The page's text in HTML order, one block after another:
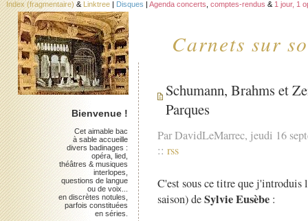
Carnets sur
Index (fragmentaire) & Linktree | Disques | Agenda concerts comptes-rendus & 1 jour, 1
Schumann, Brahms et
Parques
Par DavidLeMarrec, jeudi 16
:: rss
C'est sous ce titre que j'introduis
saison) deSylvie Eusèbe:
Bienvenue !
Cet aimable bac
à sable accueille
divers badinages :
opéra, lied,
théâtres & musiques
interlopes,
questions de langue
ou de voix...
en discrètes notules,
parfois constituées
en séries.